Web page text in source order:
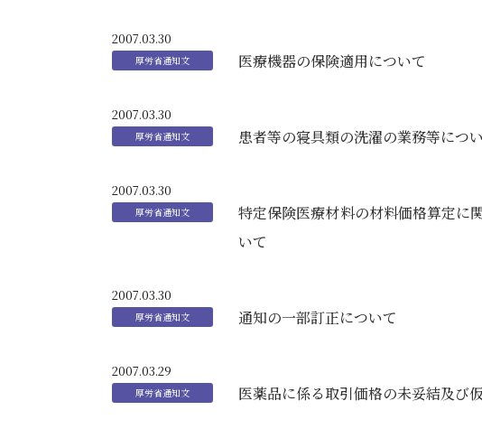
2007.03.30
医療機器の保険適用について
2007.03.30
患者等の寝具類の洗濯の業務等につ
2007.03.30
特定保険医療材料の材料価格算定に
いて
2007.03.30
通知の一部訂正について
2007.03.29
医薬品に係る取引価格の未妥結及び